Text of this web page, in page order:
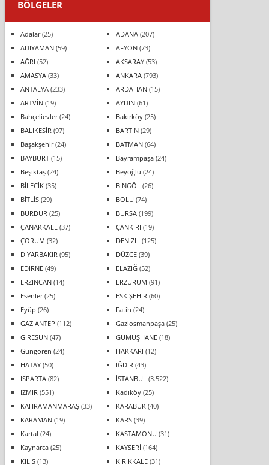
BÖLGELER
Adalar(25) ADANA(207)
ADIYAMAN(59) AFYON(73)
AĞRI (52) AKSARAY(53)
AMASYA(33) ANKARA(793)
ANTALYA(233) ARDAHAN(15)
ARTVİN(19) AYDIN(61)
Bahçelievler(24) Bakırköy(25)
BALIKESİR (97) BARTIN(29)
Başakşehir(24) BATMAN(64)
BAYBURT(15) Bayrampaşa(24)
Beşiktaş(24) Beyoğlu (24)
BİLECİK(35) BİNGÖL (26)
BİTLİS(29) BOLU (74)
BURDUR (25) BURSA(199)
ÇANAKKALE(37) ÇANKIRI (19)
ÇORUM (32) DENİZLİ (125)
DİYARBAKIR (95) DÜZCE(39)
EDİRNE(49) ELAZIĞ(52)
ERZİNCAN(14) ERZURUM (91)
Esenler(25) ESKİŞEHİR (60)
Eyüp (26) Fatih (24)
GAZİANTEP (112) Gaziosmanpaşa(25)
GİRESUN(47) GÜMÜŞHANE(18)
Güngören (24) HAKKARİ (12)
HATAY(50) IĞDIR (43)
ISPARTA(82) İSTANBUL (3.522)
İZMİR (551) Kadıköy(25)
KAHRAMANMARAŞ(33) KARABÜK(40)
KARAMAN(19) KARS(39)
Kartal (24) KASTAMONU (31)
Kaynarca(25) KAYSERİ (164)
KİLİS(13) KIRIKKALE(31)